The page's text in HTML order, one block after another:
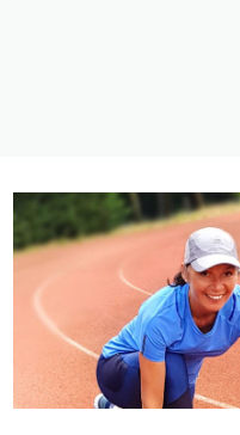
Nutrition pour les Sportifs